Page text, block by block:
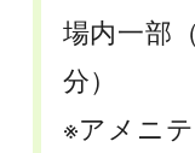
場内一部
分）
※アメニ